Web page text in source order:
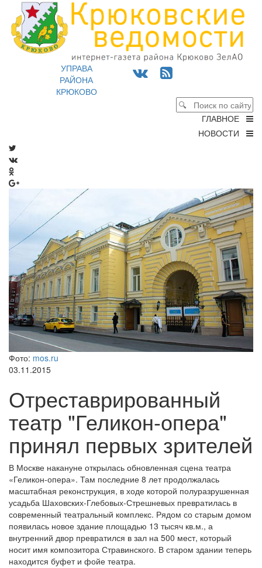
УПРАВА
РАЙОНА
КРЮКОВО
ГЛАВНОЕ
НОВОСТИ
Фото: mos.ru
03.11.2015
Отреставрированный
театр "Геликон-опера"
принял первых зрителей
В Москве накануне открылась обновленная сцена театра
«Геликон-опера». Там последние 8 лет продолжалась
масштабная реконструкция, в ходе которой полуразрушенная
усадьба Шаховских-Глебовых-Стрешневых превратилась в
современный театральный комплекс. Рядом со старым домом
появилась новое здание площадью 13 тысяч кв.м., а
внутренний двор превратился в зал на 500 мест, который
носит имя композитора Стравинского. В старом здании теперь
находится буфет и фойе театра.